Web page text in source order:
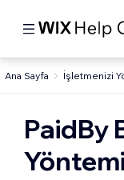
Ana Sayfa İşletmenizi
PaidBy